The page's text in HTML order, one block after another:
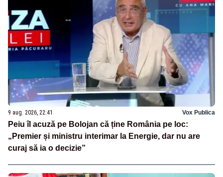
9 aug. 2026, 22:41 Vox Publica
Peiu îl acuză pe Bolojan că ține România pe loc:
„Premier și ministru interimar la Energie, dar nu are
curaj să ia o decizie”